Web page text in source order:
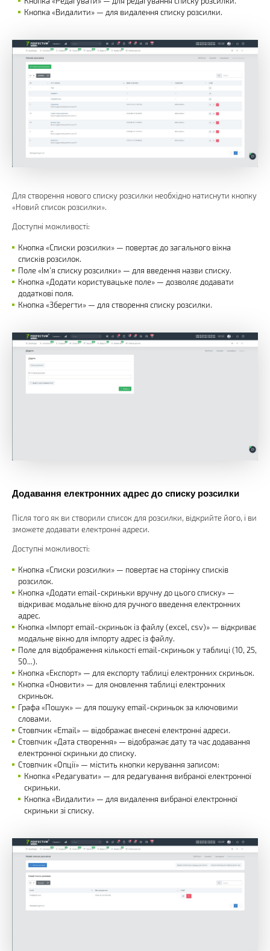
Кнопка «Видалити» — для видалення списку розсилки.
Для створення нового списку розсилки необхідно натиснути кнопку
«Новий список розсилки».
Доступні можливості:
Кнопка «Списки розсилки» — повертає до загального вікна
списків розсилок.
Поле «Ім'я списку розсилки» — для введення назви списку.
Кнопка «Додати користувацьке поле» — дозволяє додавати
додаткові поля.
Кнопка «Зберегти» — для створення списку розсилки.
Додавання електронних адрес до списку розсилки
Після того як ви створили список для розсилки, відкрийте його, і ви
зможете додавати електронні адреси.
Доступні можливості:
Кнопка «Списки розсилки» — повертає на сторінку списків
розсилок.
Кнопка «Додати email-скриньки вручну до цього списку» —
відкриває модальне вікно для ручного введення електронних
адрес.
Кнопка «Імпорт email-скриньок із файлу (excel, csv)» — відкриває
модальне вікно для імпорту адрес із файлу.
Поле для відображення кількості email-скриньок у таблиці (10, 25,
50...).
Кнопка «Експорт» — для експорту таблиці електронних скриньок.
Кнопка «Оновити» — для оновлення таблиці електронних
скриньок.
Графа «Пошук» — для пошуку email-скриньок за ключовими
словами.
Стовпчик «Email» — відображає внесені електронні адреси.
Стовпчик «Дата створення» — відображає дату та час додавання
електронної скриньки до списку.
Стовпчик «Опції» — містить кнопки керування записом:
Кнопка «Редагувати» — для редагування вибраної електронної
скриньки.
Кнопка «Видалити» — для видалення вибраної електронної
скриньки зі списку.